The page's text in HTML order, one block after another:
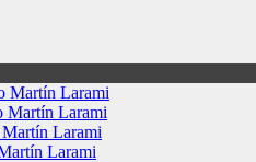
Martín Larami
Martín Larami
Martín Larami
Larami